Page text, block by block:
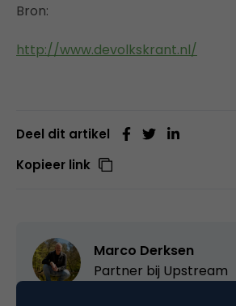
Bron:
http://www.devolkskrant.nl/
Deel dit artikel
Kopieer link
Marco Derksen
Partner bij Upstream